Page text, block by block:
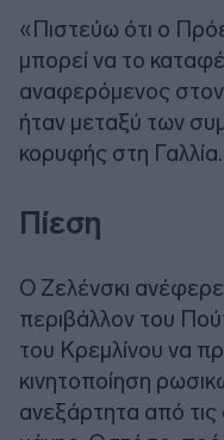
«Πιστεύω ότι ο
μπορεί να το
αναφερόμενος
ήταν μεταξύ των
κορυφής στη Γαλλία.
Πίεση
Ο Ζελένσκι
περιβάλλον του
του Κρεμλίνου να
κινητοποίηση
ανεξάρτητα από